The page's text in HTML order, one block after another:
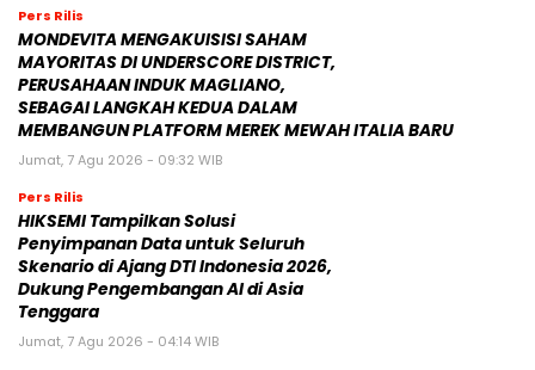
Pers Rilis
MONDEVITA MENGAKUISISI SAHAM
MAYORITAS DI UNDERSCORE DISTRICT,
PERUSAHAAN INDUK MAGLIANO,
SEBAGAI LANGKAH KEDUA DALAM
MEMBANGUN PLATFORM MEREK MEWAH ITALIA BARU
Jumat, 7 Agu 2026 - 09:32 WIB
Pers Rilis
HIKSEMI Tampilkan Solusi
Penyimpanan Data untuk Seluruh
Skenario di Ajang DTI Indonesia 2026,
Dukung Pengembangan AI di Asia
Tenggara
Jumat, 7 Agu 2026 - 04:14 WIB